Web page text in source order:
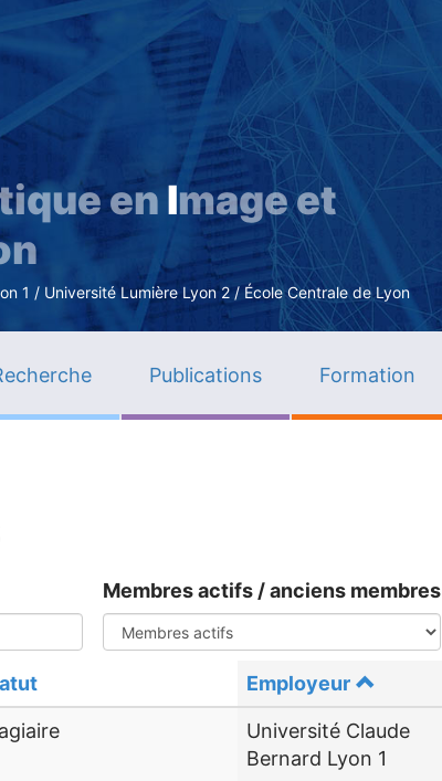
Aller
contenu
principal
en Image et
1 / Université Lumière Lyon 2 / École Centrale de Lyon
Publications Formation
Membres actifs / anciens membres
Employeur
Université Claude
Bernard Lyon 1